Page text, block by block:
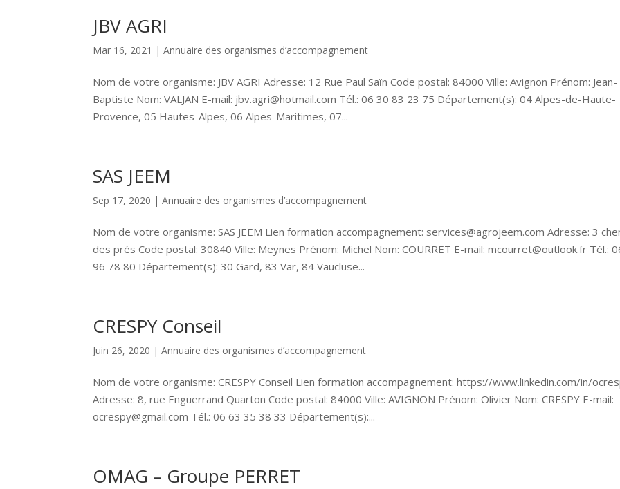
JBV AGRI
Mar 16, 2021 |Annuaire des organismes d’accompagnement
Nom de votre organisme: JBV AGRI Adresse: 12 Rue Paul Saïn Code postal: 84000 Ville: Avignon Prénom: Jean-
Baptiste Nom: VALJAN E-mail: jbv.agri@hotmail.com Tél.: 06 30 83 23 75 Département(s): 04 Alpes-de-Haute-
Provence, 05 Hautes-Alpes, 06 Alpes-Maritimes, 07...
SAS JEEM
Sep 17, 2020 |Annuaire des organismes d’accompagnement
Nom de votre organisme: SAS JEEM Lien formation accompagnement: services@agrojeem.com Adresse: 3
des prés Code postal: 30840 Ville: Meynes Prénom: Michel Nom: COURRET E-mail: mcourret@outlook.fr Tél.:
96 78 80 Département(s): 30 Gard, 83 Var, 84 Vaucluse...
CRESPY Conseil
Juin 26, 2020 |Annuaire des organismes d’accompagnement
Nom de votre organisme: CRESPY Conseil Lien formation accompagnement: https://www.linkedin.com/in/
Adresse: 8, rue Enguerrand Quarton Code postal: 84000 Ville: AVIGNON Prénom: Olivier Nom: CRESPY E-mail:
ocrespy@gmail.com Tél.: 06 63 35 38 33 Département(s):...
OMAG – Groupe PERRET